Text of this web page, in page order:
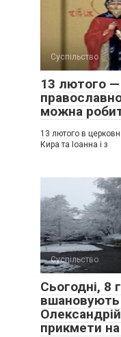
Суспільство
13 лютого
можна
13 лютого в
Кира та Іоанна і з
Суспільство
Сьогодні, 8
вшановують
прикмети